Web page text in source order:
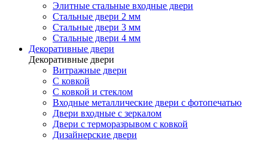
Элитные стальные входные двери
Стальные двери 2 мм
Стальные двери 3 мм
Стальные двери 4 мм
Декоративные двери
Декоративные двери
Витражные двери
С ковкой
С ковкой и стеклом
Входные металлические двери с фотопечатью
Двери входные с зеркалом
Двери с терморазрывом с ковкой
Дизайнерские двери